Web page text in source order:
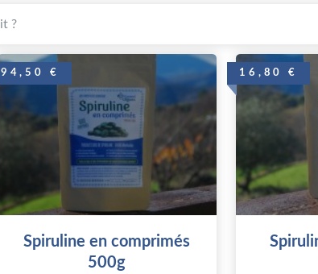
94,50 €
Spiruline en comprimés
500g
16,80 €